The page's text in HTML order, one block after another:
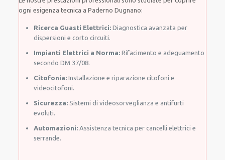
ogni esigenza tecnica a Paderno Dugnano:
Ricerca Guasti Elettrici: Diagnostica avanzata per
dispersioni e corto circuiti.
Impianti Elettrici a Norma: Rifacimento e adeguamento
secondo DM 37/08.
Citofonia: Installazione e riparazione citofoni e
videocitofoni.
Sicurezza: Sistemi di videosorveglianza e antifurti
evoluti.
Automazioni: Assistenza tecnica per cancelli elettrici e
serrande.